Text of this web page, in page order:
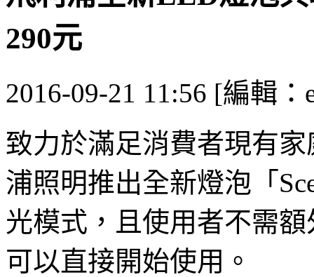
290元
2016-09-21 11:56 [編輯：
致力於滿足消費者現有
浦照明推出全新燈泡「
光模式，且使用者不需
可以直接開始使用。